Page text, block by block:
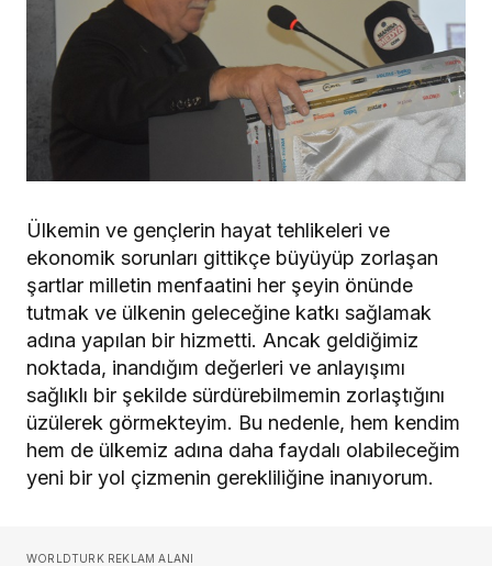
Ülkemin ve gençlerin hayat tehlikeleri ve
ekonomik sorunları gittikçe büyüyüp zorlaşan
şartlar milletin menfaatini her şeyin önünde
tutmak ve ülkenin geleceğine katkı sağlamak
adına yapılan bir hizmetti. Ancak geldiğimiz
noktada, inandığım değerleri ve anlayışımı
sağlıklı bir şekilde sürdürebilmemin zorlaştığını
üzülerek görmekteyim. Bu nedenle, hem kendim
hem de ülkemiz adına daha faydalı olabileceğim
yeni bir yol çizmenin gerekliliğine inanıyorum.
WORLDTURK REKLAM ALANI